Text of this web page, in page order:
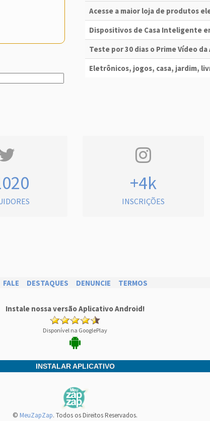
Acesse a maior loja de produtos
Dispositivos de Casa Inteligente
Teste por 30 dias o Prime Vídeo da
Eletrônicos, jogos, casa, jardim,
+4k
INSCRIÇÕES
FALE DESTAQUES DENUNCIE TERMOS
Instale nossa versão Aplicativo Android!
Disponível na GooglePlay
INSTALAR APLICATIVO
© MeuZapZap. Todos os Direitos Reservados.